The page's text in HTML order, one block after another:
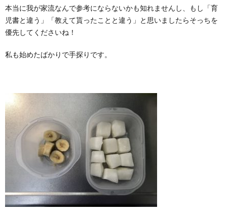
本当に我が家流なんで参考にならないかも知れませんし、もし「育
児書と違う」「教えて貰ったことと違う」と思いましたらそっちを
優先してくださいね！
私も始めたばかりで手探りです。